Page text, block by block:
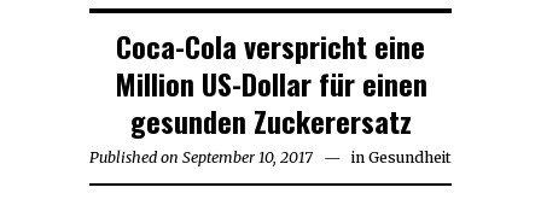
Coca-Cola verspricht eine
Million US-Dollar für einen
gesunden Zuckerersatz
Published on September 10, 2017 September
in Gesundheit